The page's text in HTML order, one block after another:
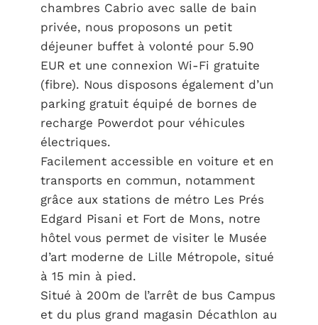
chambres Cabrio avec salle de bain
privée, nous proposons un petit
déjeuner buffet à volonté pour 5.90
EUR et une connexion Wi-Fi gratuite
(fibre). Nous disposons également d’un
parking gratuit équipé de bornes de
recharge Powerdot pour véhicules
électriques.
Facilement accessible en voiture et en
transports en commun, notamment
grâce aux stations de métro Les Prés
Edgard Pisani et Fort de Mons, notre
hôtel vous permet de visiter le Musée
d’art moderne de Lille Métropole, situé
à 15 min à pied.
Situé à 200m de l’arrêt de bus Campus
et du plus grand magasin Décathlon au